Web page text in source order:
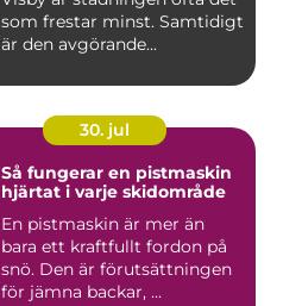
som frestar minst. Samtidigt
är den avgörande...
30. jul
Så fungerar en pistmaskin
hjärtat i varje skidområde
En pistmaskin är mer än
bara ett kraftfullt fordon på
snö. Den är förutsättningen
för jämna backar, ...